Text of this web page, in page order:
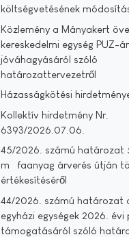
költségvetésének
Közlemény a Mányakert
kereskedelmi egység PUZ-
jóváhagyásáról szóló
határozattervezetről
Házasságkötési
Kollektív hirdetmény Nr.
6393/2026.07.06.
45/2026. számú határozat
m³ faanyag árverés útján
értékesítéséről
44/2026. számú határozat
egyházi egységek 2026. évi
támogatásáról szóló